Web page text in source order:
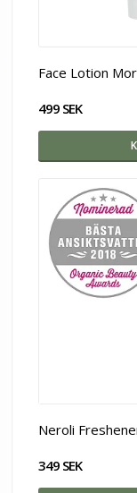
Face Lotion
499 SEK
Neroli
349 SEK